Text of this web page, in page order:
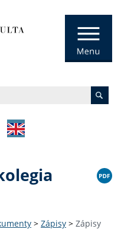
> Zápisy > Zápisy